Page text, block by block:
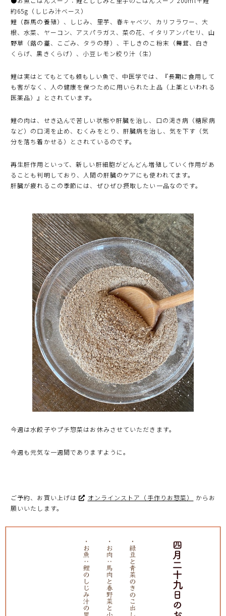
約65g（しじみ汁ベース）
鯉（群馬の養殖）、しじみ、里芋、春キャベツ、カリフラワー、大
根、水菜、ヤーコン、アスパラガス、菜の花、イタリアンパセリ、山
野草（蕗の薹、こごみ、タラの芽）、干しきのこ粉末（舞茸、白き
くらげ、黒きくらげ）、小豆レモン絞り汁（生）
鯉は実はとてもとても頼もしい魚で、中医学では、『長期に食用して
も害がなく、人の健康を保つために用いられた上品（上薬といわれる
医薬品）』とされています。
鯉の肉は、せき込んで苦しい状態や肝臓を治し、口の渇き病（糖尿病
など）の口渇を止め、むくみをとり、肝臓病を治し、気を下す（気
分を落ち着かせる）とされているのです。
再生肝作用といって、新しい肝細胞がどんどん増殖していく作用があ
ることも判明しており、人間の肝臓のケアにも使われてます。
肝臓が疲れるこの季節には、ぜひぜひ摂取したい一品なのです。
今週は水餃子やプチ惣菜はお休みさせていただきます。
今週も元気な一週間でありますように。
ご予約、お買い上げは オンラインストア（手作りお惣菜）
からお
願いいたします。